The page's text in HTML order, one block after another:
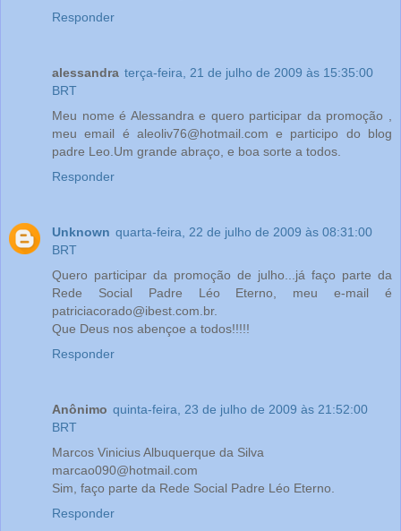
Responder
alessandra terça-feira, 21 de julho de 2009 às 15:35:00
BRT
Meu nome é Alessandra e quero participar da promoção ,
meu email é aleoliv76@hotmail.com e participo do blog
padre Leo.Um grande abraço, e boa sorte a todos.
Responder
Unknown quarta-feira, 22 de julho de 2009 às 08:31:00
BRT
Quero participar da promoção de julho...já faço parte da
Rede Social Padre Léo Eterno, meu e-mail é
patriciacorado@ibest.com.br.
Que Deus nos abençoe a todos!!!!!
Responder
Anônimo quinta-feira, 23 de julho de 2009 às 21:52:00
BRT
Marcos Vinicius Albuquerque da Silva
marcao090@hotmail.com
Sim, faço parte da Rede Social Padre Léo Eterno.
Responder